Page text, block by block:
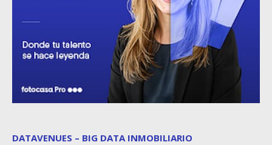
DATAVENUES – BIG DATA INMOBILIARIO